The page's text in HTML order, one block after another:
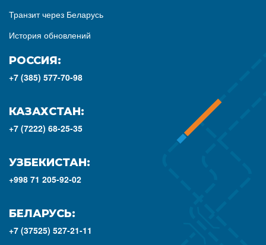
Транзит через Беларусь
История обновлений
РОССИЯ:
+7 (385) 577-70-98
КАЗАХСТАН:
+7 (7222) 68-25-35
УЗБЕКИСТАН:
+998 71 205-92-02
БЕЛАРУСЬ:
+7 (37525) 527-21-11